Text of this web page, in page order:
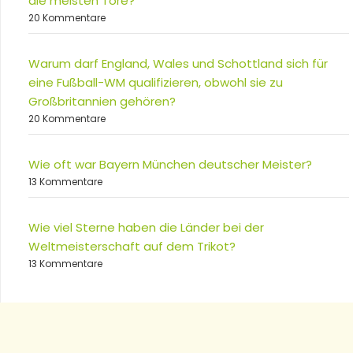
20 Kommentare
Warum darf England, Wales und Schottland sich für
eine Fußball-WM qualifizieren, obwohl sie zu
Großbritannien gehören?
20 Kommentare
Wie oft war Bayern München deutscher Meister?
13 Kommentare
Wie viel Sterne haben die Länder bei der
Weltmeisterschaft auf dem Trikot?
13 Kommentare